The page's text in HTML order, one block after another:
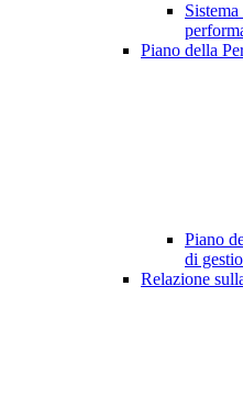
Piano della
Piano
di
Relazione